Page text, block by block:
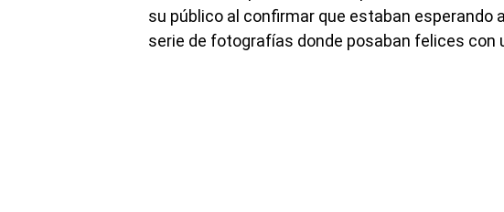
su público al confirmar que estaban esperando
serie de fotografías donde posaban felices con